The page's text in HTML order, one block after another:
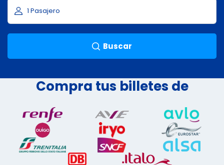
Buscar
Compra tus billetes de